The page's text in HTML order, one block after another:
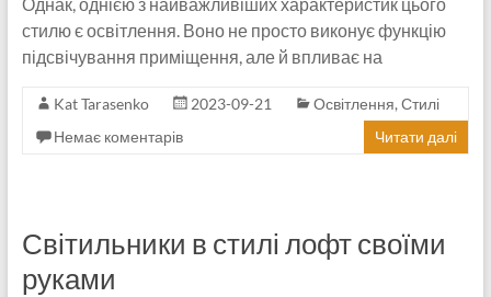
стилю є освітлення. Воно не просто виконує функцію
підсвічування приміщення, але й впливає на
Kat Tarasenko 2023-09-21 Освітлення, Стилі
Немає коментарів
Читати далі
Світильники в стилі лофт своїми
руками